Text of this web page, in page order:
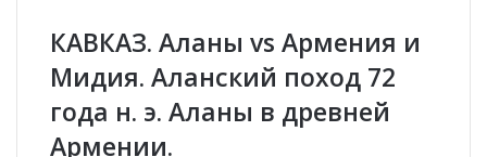
р
а
ы
п
н
б
с
КАВКАЗ. Аланы vs Армения и
Мидия. Аланский поход 72
года н. э. Аланы в древней
Армении.